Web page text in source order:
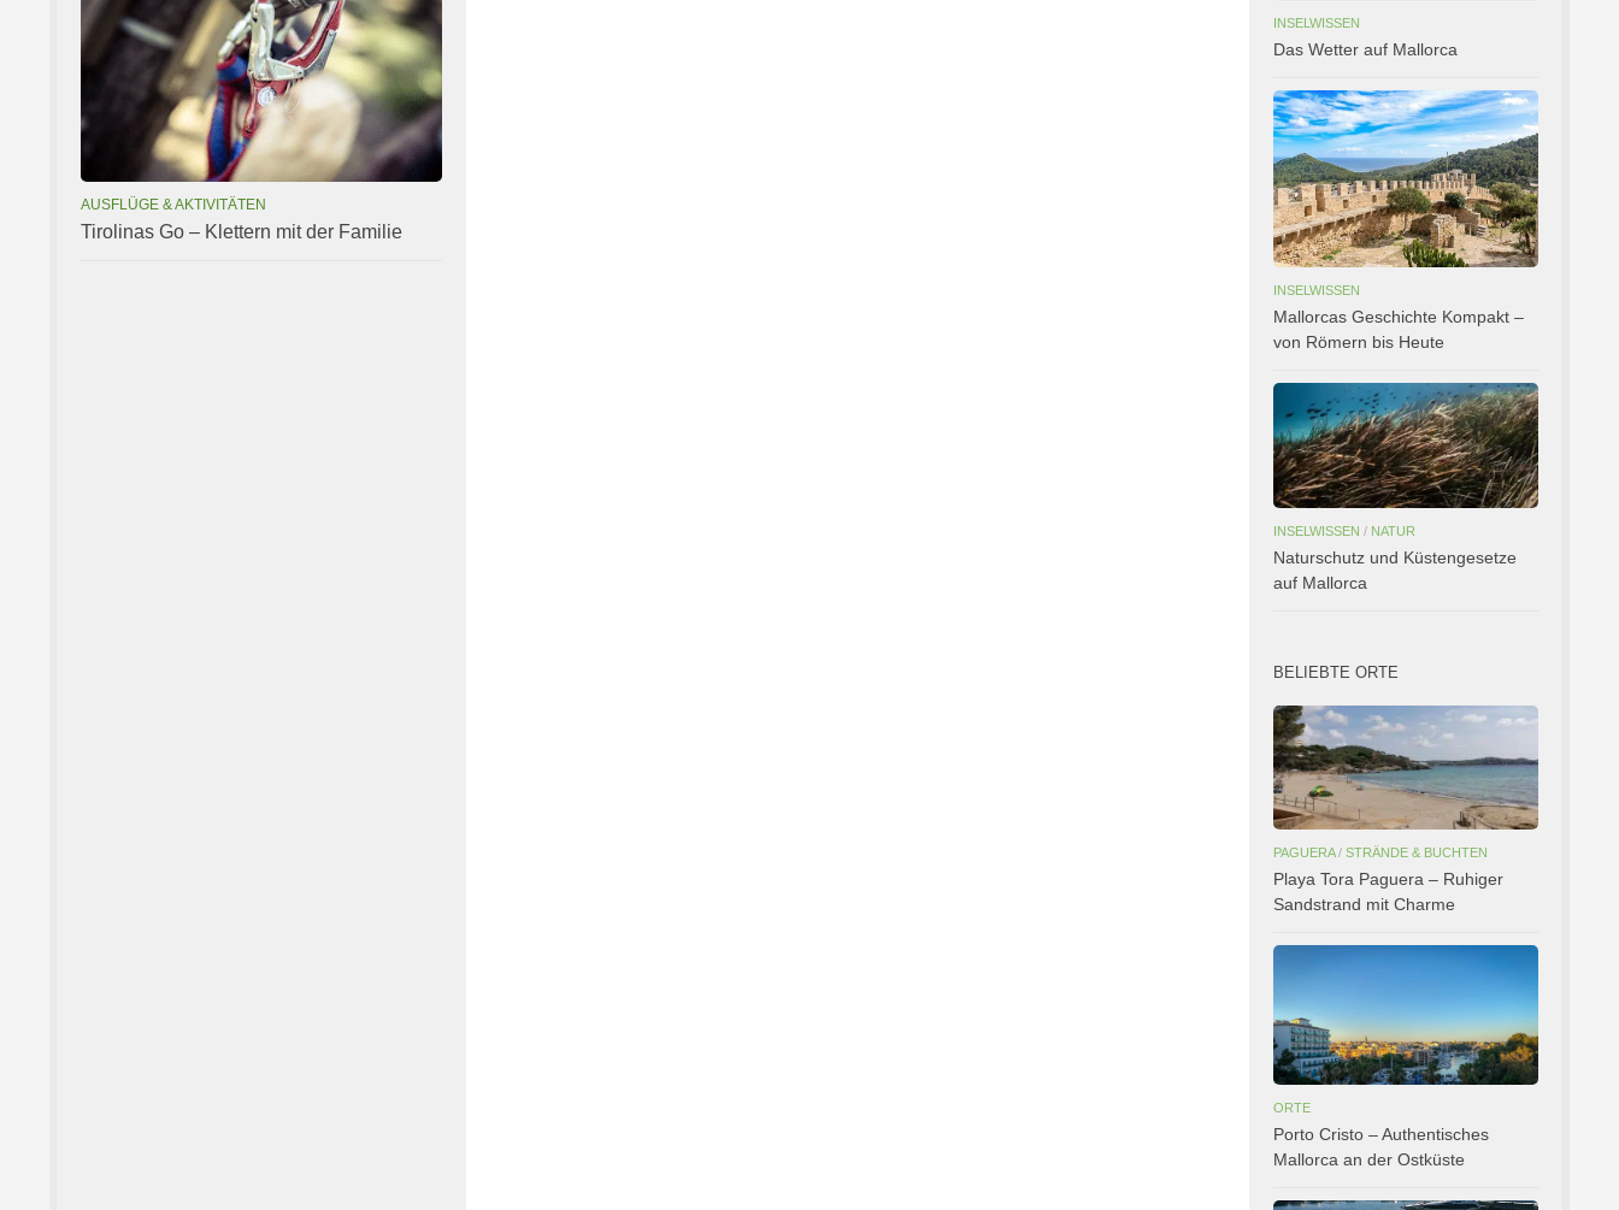
AUSFLÜGE & AKTIVITÄTEN
Tirolinas Go – Klettern mit der Familie
INSELWISSEN
Das Wetter auf Mallorca
INSELWISSEN
Mallorcas Geschichte Kompakt –
von Römern bis Heute
INSELWISSEN / NATUR
Naturschutz und Küstengesetze
auf Mallorca
BELIEBTE ORTE
PAGUERA/ STRÄNDE & BUCHTEN
Playa Tora Paguera – Ruhiger
Sandstrand mit Charme
ORTE
Porto Cristo – Authentisches
Mallorca an der Ostküste